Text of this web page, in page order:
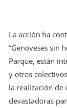
La acción ha
“Genoveses sin
Parque, están
y otros
la realización de
devastadoras